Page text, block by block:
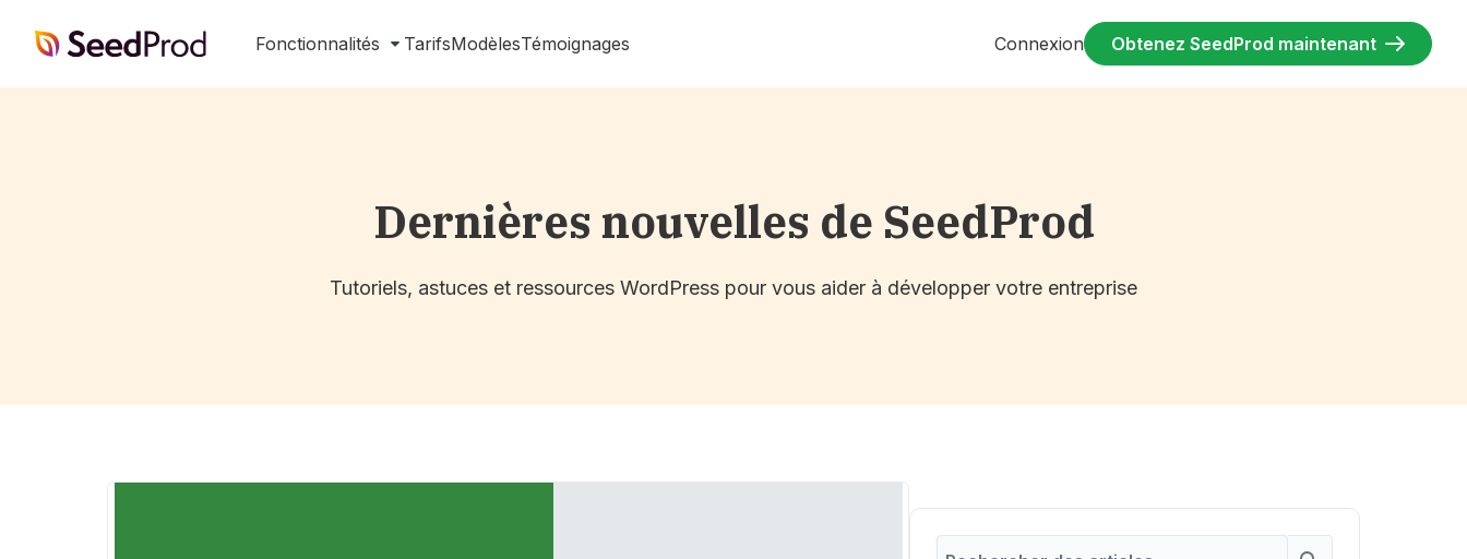
SeedProd Fonctionnalités TarifsModèlesTémoignages Connexion Obtenez SeedProd maintenant
Dernières nouvelles de SeedProd
Tutoriels, astuces et ressources WordPress pour vous aider à développer votre entreprise